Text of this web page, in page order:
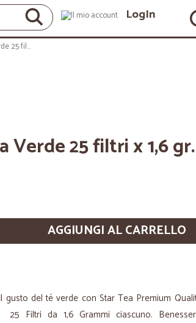
LogIn
Star Tea Verde 25 filtri x 1,6 gr.
Verde 25 filtri x 1,6 gr.
AGGIUNGI AL CARRELLO
gusto del té verde con Star Tea Premium
Filtri da 1,6 Grammi ciascuno.